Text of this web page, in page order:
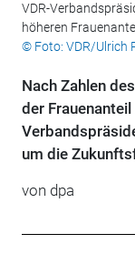
VDR-
höheren
© Foto: VDR/Ulrich
Nach Zahlen
der
um die
von dpa